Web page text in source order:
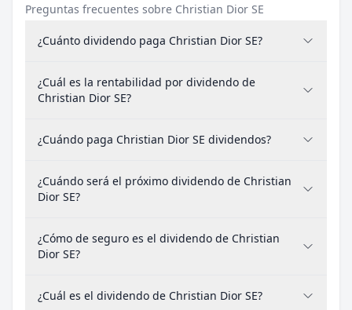
Preguntas frecuentes sobre Christian Dior SE
¿Cuánto dividendo paga Christian Dior SE?
¿Cuál es la rentabilidad por dividendo de
Christian Dior SE?
¿Cuándo paga Christian Dior SE dividendos?
¿Cuándo será el próximo dividendo de Christian
Dior SE?
¿Cómo de seguro es el dividendo de Christian
Dior SE?
¿Cuál es el dividendo de Christian Dior SE?